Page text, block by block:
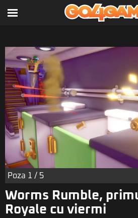
Poza 1 / 5
Worms Rumble,
Royale cu viermi